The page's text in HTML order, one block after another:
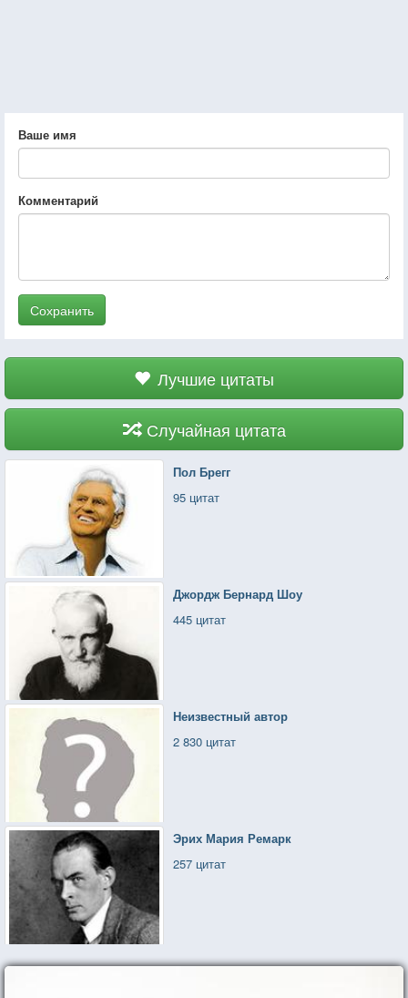
Ваше имя
Комментарий
Сохранить
Лучшие цитаты
Случайная цитата
Пол Брегг
95 цитат
Джордж Бернард Шоу
445 цитат
Неизвестный автор
2 830 цитат
Эрих Мария Ремарк
257 цитат